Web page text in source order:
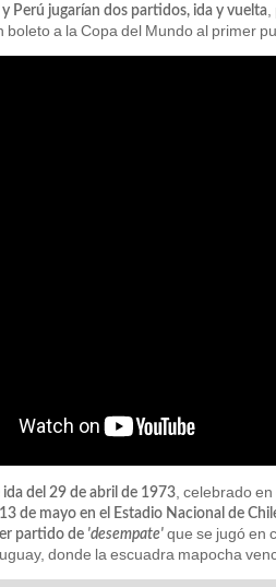
y Perú jugarían dos partidos, ida y vuelta,
boleto a la Copa del Mundo al primer
del 29 de abril de 1973 , celebrado
de mayo en el Estadio Nacional de
partido de 'desempate' que se jugó en
donde la escuadra mapocha